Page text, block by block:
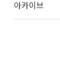
아카이브